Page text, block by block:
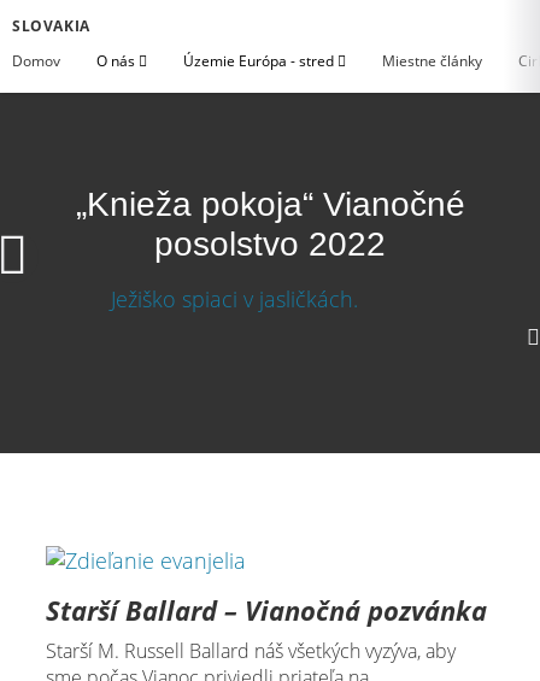
SLOVAKIA
Domov
O nás Územie Európa - stred Miestne články
„Knieža pokoja“ Vianočné
posolstvo 2022
Starší Ballard – Vianočná pozvánka
Starší M. Russell Ballard náš všetkých vyzýva, aby